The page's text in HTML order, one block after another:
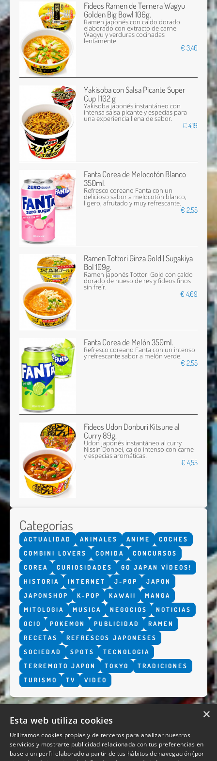
Fideos Ramen de Ternera Wagyu
Golden Big Bowl 106g.
Ramen japonés con caldo dorado
elaborado con extracto de carne
Wagyu y verduras cocinadas
lentamente.
€ 3,40
Yakisoba con Salsa Picante Super
Cup | 102 g
Yakisoba japonés instantáneo con
intensa salsa picante y especias para
una experiencia llena de sabor.
€ 4,19
Fanta Corea de Melocotón Blanco
350ml.
Refresco coreano Fanta con un
delicioso sabor a melocotón blanco,
ligero, afrutado y muy refrescante.
€ 2,55
Ramen Tottori Ginza Gold | Sugakiya
Bol 109g.
Ramen japonés Tottori Gold con caldo
dorado de hueso de res y fideos finos
sin freír.
€ 4,69
Fanta Corea de Melón 350ml.
Refresco coreano Fanta con un intenso
y refrescante sabor a melón verde.
€ 2,55
Fideos Udon Donburi Kitsune al
Curry 89g.
Udon japonés instantáneo al curry
Nissin Donbei, caldo intenso con carne
y especias aromáticas.
€ 4,55
Categorías
ACTUALIDAD ANIMALES ANIME
COCHES
COMBINI LOVERS
COMIDA
CONCURSOS
COREA
CURIOSIDADES
GO JAPAN VÍDEOS!
HISTORIA
INTERNET J-POP
JAPON
JAPONSHOP
K-POP KAWAII
MANGA
MITOLOGIA
MUSICA NEGOCIOS
NOTICIAS
OCIO
POKEMON PUBLICIDAD
RAMEN
RECETAS
REFRESCOS JAPONESES
SOCIEDAD
SPOTS
TECNOLOGIA
TERREMOTO JAPON
TOKYO
TRADICIONES
TURISMO
TV VIDEO
×
Esta web utiliza cookies
Utilizamos cookies propias y de terceros para analizar nuestros
servicios y mostrarte publicidad relacionada con tus preferencias en
base a un perfil elaborado a partir de tus hábitos de navegación (por